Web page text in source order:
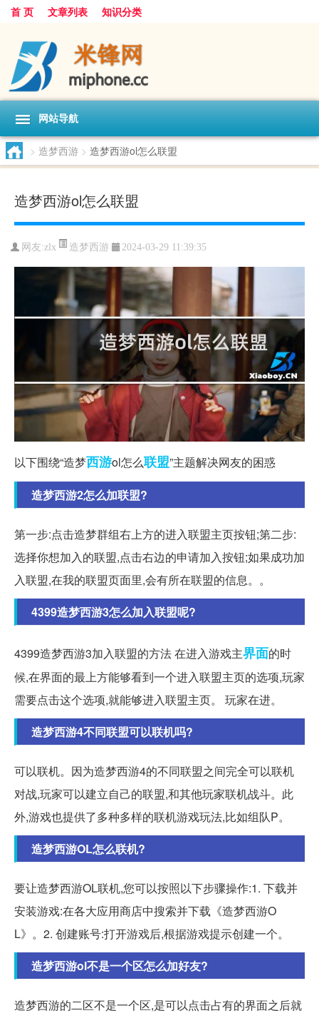
首 页 文章列表 知识分类
网站导航
> 造梦西游 > 造梦西游ol怎么联盟
造梦西游ol怎么联盟
网友:zlx 造梦西游 2024-03-29 11:39:35
以下围绕“造梦西游ol怎么联盟”主题解决网友的困惑
造梦西游2怎么加联盟?
第一步:点击造梦群组右上方的进入联盟主页按钮;第二步:
选择你想加入的联盟,点击右边的申请加入按钮;如果成功加
入联盟,在我的联盟页面里,会有所在联盟的信息。。
4399造梦西游3怎么加入联盟呢?
4399造梦西游3加入联盟的方法 在进入游戏主界面的时
候,在界面的最上方能够看到一个进入联盟主页的选项,玩家
需要点击这个选项,就能够进入联盟主页。 玩家在进。
造梦西游4不同联盟可以联机吗?
可以联机。因为造梦西游4的不同联盟之间完全可以联机
对战,玩家可以建立自己的联盟,和其他玩家联机战斗。此
外,游戏也提供了多种多样的联机游戏玩法,比如组队P。
造梦西游OL怎么联机?
要让造梦西游OL联机,您可以按照以下步骤操作:1. 下载并
安装游戏:在各大应用商店中搜索并下载《造梦西游O
L》。2. 创建账号:打开游戏后,根据游戏提示创建一个。
造梦西游ol不是一个区怎么加好友?
造梦西游的二区不是一个区,是可以点击占有的界面之后就